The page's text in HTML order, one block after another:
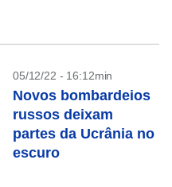
05/12/22 - 16:12min
Novos bombardeios
russos deixam
partes da Ucrânia no
escuro